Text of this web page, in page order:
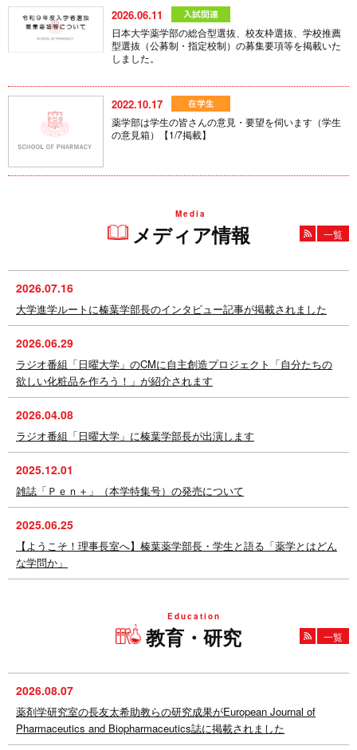
2026.06.11
日本大学薬学部の総合型選抜、校友枠選抜、学校推薦
型選抜（公募制・指定校制）の募集要項等を掲載いた
しました。
2022.10.17
薬学部は学生の皆さんの意見・要望を伺います（学生
の意見箱）【1/7掲載】
Media
メディア情報 一覧
2026.07.16
大学進学ルートに榛葉学部長のインタビュー記事が掲載されました
2026.06.29
ラジオ番組「日曜大学」のCMに自主創造プロジェクト「自分たちの
欲しい化粧品を作ろう！」が紹介されます
2026.04.08
ラジオ番組「日曜大学」に榛葉学部長が出演します
2025.12.01
雑誌「Ｐｅｎ＋」（本学特集号）の発売について
2025.06.25
【ようこそ！理事長室へ】榛葉薬学部長・学生と語る「薬学とはどん
な学問か」
Education
教育・研究 一覧
2026.08.07
薬剤学研究室の長友太希助教らの研究成果がEuropean Journal of
Pharmaceutics and Biopharmaceutics誌に掲載されました